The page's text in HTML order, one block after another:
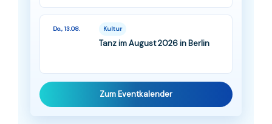
Do., 13.08. Kultur
Tanz im August 2026 in Berlin
Zum Eventkalender